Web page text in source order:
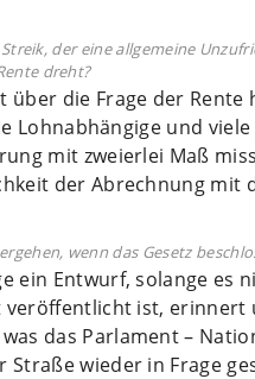
der eine allgemeine
dreht?
über die Frage der Rente
Lohnabhängige und
mit zweierlei Maß
der Abrechnung mit
wenn das Gesetz
ein Entwurf, solange
ist, erinnert
das Parlament –
Straße wieder in Frage